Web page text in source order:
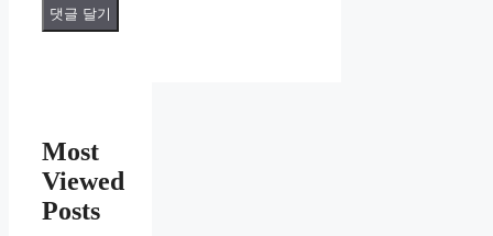
Most
Viewed
Posts